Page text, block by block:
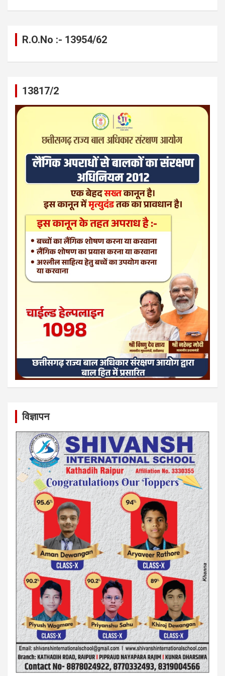
R.O.No :- 13954/62
13817/2
विज्ञापन